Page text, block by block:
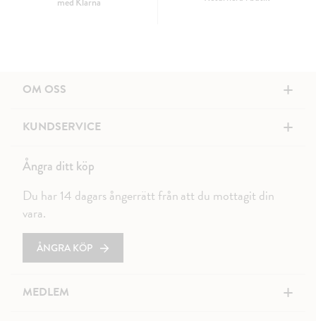
OM OSS +
KUNDSERVICE +
Ångra ditt köp
Du har 14 dagars ångerrätt från att du mottagit din
vara.
ÅNGRA KÖP
MEDLEM +